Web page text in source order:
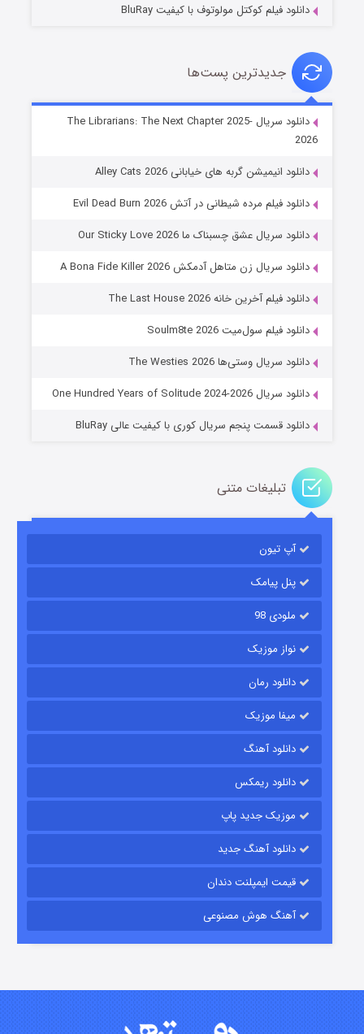
شوهر
عملیات آپارتمان
مردگان متحرک: شهر مرده ۳
قسمت۲ (زیرنویس) منتشر شد
قسمت۷ (زیرنویس) منتشر شد
شوگر فصل ۲
دانلود فیلم کوکتل مولوتوف با کیفیت BluRay
جدیدترین پست‌ها
دانلود سریال The Librarians: The Next Chapter 2025-
2026
دانلود انیمیشن گربه های خیابانی Alley Cats 2026
دانلود فیلم مرده شیطانی در آتش Evil Dead Burn 2026
دانلود سریال عشق چسبناک ما Our Sticky Love 2026
دانلود سریال زن متاهل آدمکش A Bona Fide Killer 2026
دانلود فیلم آخرین خانه The Last House 2026
دانلود فیلم سول‌میت Soulm8te 2026
دانلود سریال وستی‌ها The Westies 2026
دانلود سریال One Hundred Years of Solitude 2024-2026
دانلود قسمت پنجم سریال کوری با کیفیت عالی BluRay
تبلیغات متنی
آپ تیون
پنل پیامک
ملودی 98
نواز موزیک
دانلود رمان
میفا موزیک
دانلود آهنگ
دانلود ریمکس
موزیک جدید پاپ
دانلود آهنگ جدید
قیمت ایمپلنت دندان
آهنگ هوش مصنوعی